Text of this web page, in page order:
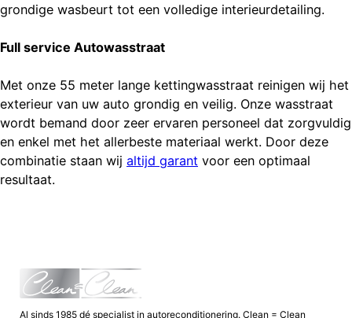
grondige wasbeurt tot een volledige interieurdetailing.
Full service Autowasstraat
Met onze 55 meter lange kettingwasstraat reinigen wij het
exterieur van uw auto grondig en veilig. Onze wasstraat
wordt bemand door zeer ervaren personeel dat zorgvuldig
en enkel met het allerbeste materiaal werkt. Door deze
combinatie staan wij altijd garant voor een optimaal
resultaat.
Al sinds 1985 dé specialist in autoreconditionering. Clean = Clean